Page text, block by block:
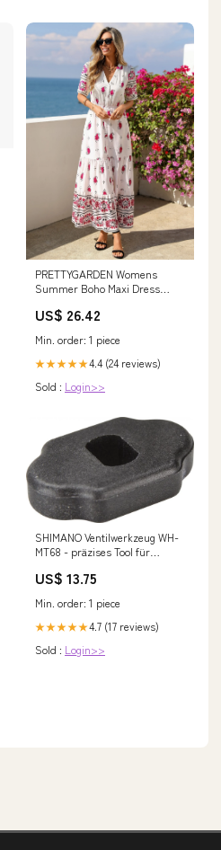
PRETTYGARDEN Womens
Summer Boho Maxi Dress
Flowy Beach Floral Dresses
US$ 26.42
Min. order: 1 piece
★★★★★4.4 (24 reviews)
Sold : Login>>
SHIMANO Ventilwerkzeug WH-
MT68 - präzises Tool für
Lieferzeit 1-2 Tage
US$ 13.75
Min. order: 1 piece
★★★★★4.7 (17 reviews)
Sold : Login>>